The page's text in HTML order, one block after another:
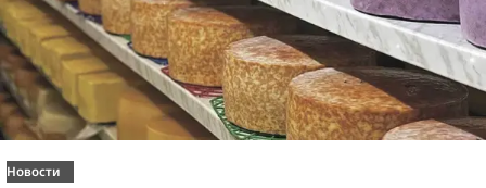
Новости